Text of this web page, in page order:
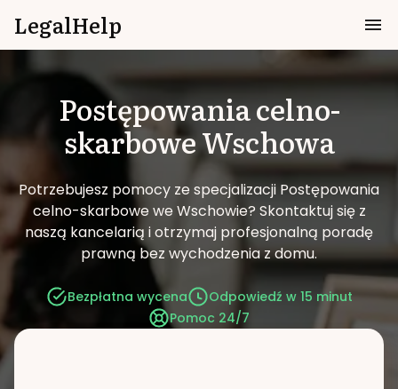
LegalHelp
Postępowania celno-
skarboweWschowa
Potrzebujesz pomocy ze specjalizacji Postępowania
celno-skarbowe we Wschowie? Skontaktuj się z
naszą kancelarią i otrzymaj profesjonalną poradę
prawną bez wychodzenia z domu.
Bezpłatna wycena
Odpowiedź w 15 minut
Pomoc 24/7